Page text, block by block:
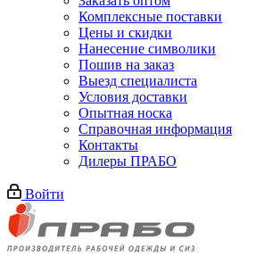
Комплексные поставки
Цены и скидки
Нанесение символики
Пошив на заказ
Выезд специалиста
Условия доставки
Опытная носка
Справочная информация
Контакты
Дилеры ПРАБО
Войти